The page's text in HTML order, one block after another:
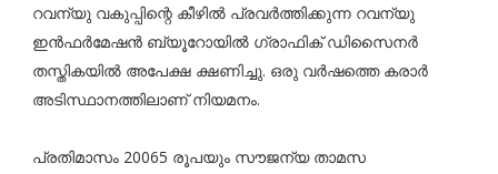
റവന്യു വകുപ്പിന്റെ കീഴിൽ പ്രവർത്തിക്കുന്ന റവന്യു
ഇൻഫർമേഷൻ ബ്യൂറോയിൽ ഗ്രാഫിക് ഡിസൈനർ
തസ്തികയിൽ അപേക്ഷ ക്ഷണിച്ചു. ഒരു വർഷത്തെ കരാർ
അടിസ്ഥാനത്തിലാണ് നിയമനം.
പ്രതിമാസം 20065 രൂപയും സൗജന്യ താമസ